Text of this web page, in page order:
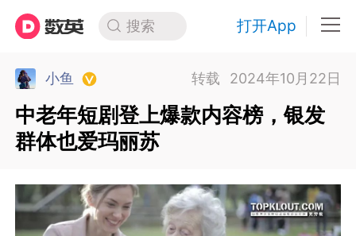
搜索 打开App
小鱼 转载 2024年10月22日
中老年短剧登上爆款内容榜，银发
群体也爱玛丽苏